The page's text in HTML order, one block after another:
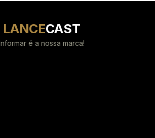
LANCECAST
Informar é a nossa marca!